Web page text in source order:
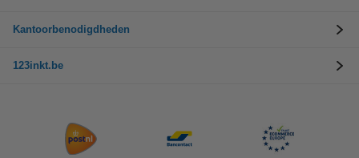
Kantoorbenodigdheden
123inkt.be